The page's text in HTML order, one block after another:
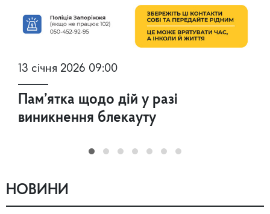
13 січня 2026 09:00
Пам’ятка щодо дій у разі
виникнення блекауту
НОВИНИ